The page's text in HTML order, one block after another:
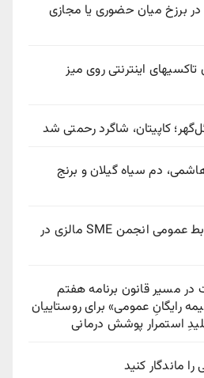
در برزخ میان حضوری یا مجازی
اینترنتی روی میز
کاپیتان، شاگرد رحمتی شد
دم سیاه گیلان و برنج
محمدرضا باقری مدیر روابط عمومی انجمن SME مالزی در
در مسیر قانون برنامه هفتم
رایگانِ عمومی» برای روستاییان
استمرار پوشش درمانی
ماندگار کنید